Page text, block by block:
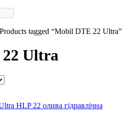
tagged “Mobil DTE 22 Ultra”
Ultra